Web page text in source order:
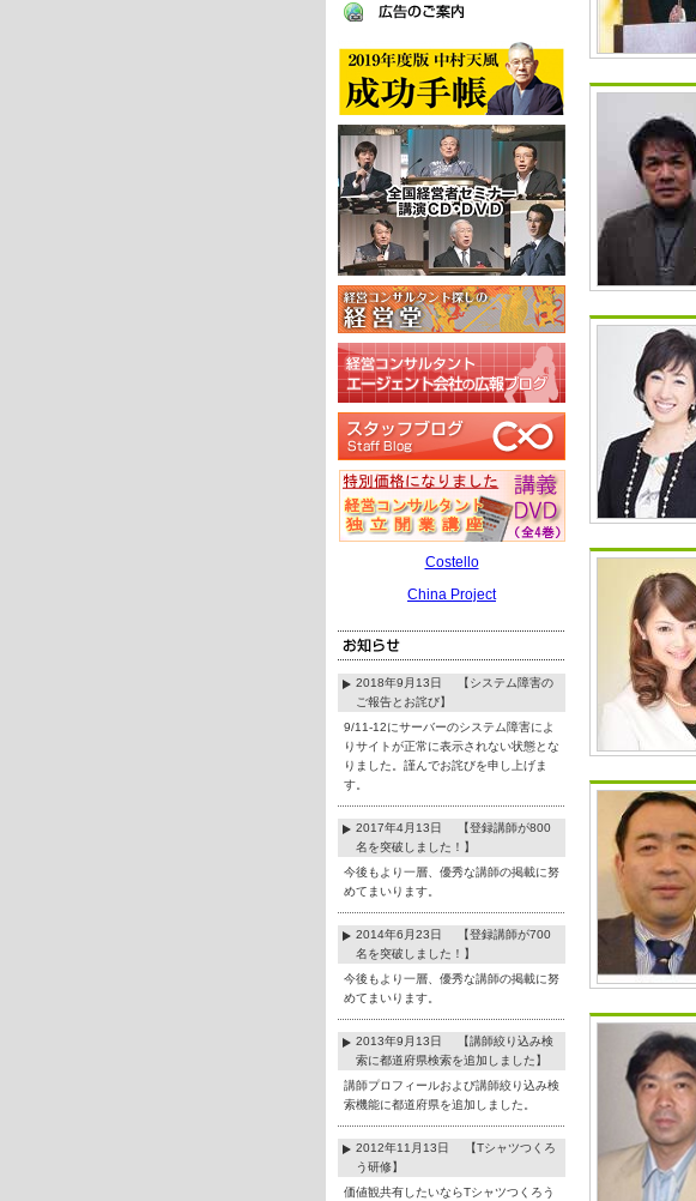
Costello
China Project
2018年9月13日 【システム障害の
ご報告とお詫び】
9/11-12にサーバーのシステム障害によ
りサイトが正常に表示されない状態とな
りました。謹んでお詫びを申し上げま
す。
2017年4月13日 【登録講師が800
名を突破しました！】
今後もより一層、優秀な講師の掲載に努
めてまいります。
2014年6月23日 【登録講師が700
名を突破しました！】
今後もより一層、優秀な講師の掲載に努
めてまいります。
2013年9月13日 【講師絞り込み検
索に都道府県検索を追加しました】
講師プロフィールおよび講師絞り込み検
索機能に都道府県を追加しました。
2012年11月13日 【Tシャツつくろ
う研修】
価値観共有したいならTシャツつくろう